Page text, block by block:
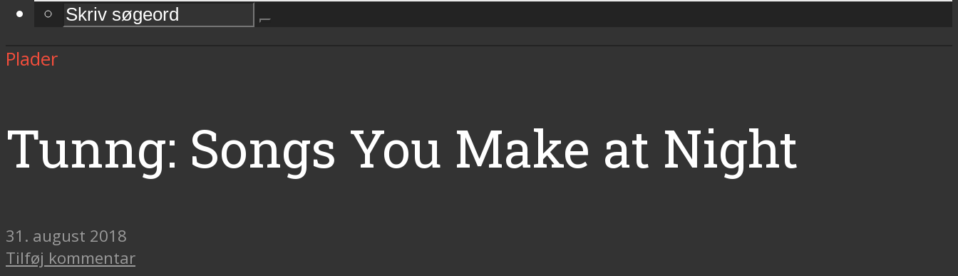
Plader
Tunng: Songs You Make at Night
31. august 2018
Tilføj kommentar